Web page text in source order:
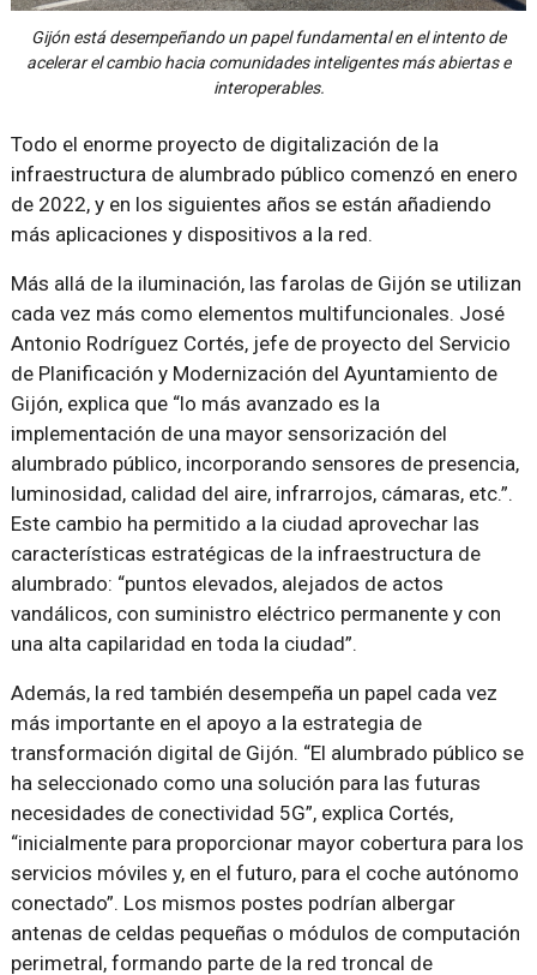
Gijón está desempeñando un papel fundamental en el intento de
acelerar el cambio hacia comunidades inteligentes más abiertas e
interoperables.
Todo el enorme proyecto de digitalización de la
infraestructura de alumbrado público comenzó en enero
de 2022, y en los siguientes años se están añadiendo
más aplicaciones y dispositivos a la red.
Más allá de la iluminación, las farolas de Gijón se utilizan
cada vez más como elementos multifuncionales. José
Antonio Rodríguez Cortés, jefe de proyecto del Servicio
de Planificación y Modernización del Ayuntamiento de
Gijón, explica que “lo más avanzado es la
implementación de una mayor sensorización del
alumbrado público, incorporando sensores de presencia,
luminosidad, calidad del aire, infrarrojos, cámaras, etc.”.
Este cambio ha permitido a la ciudad aprovechar las
características estratégicas de la infraestructura de
alumbrado: “puntos elevados, alejados de actos
vandálicos, con suministro eléctrico permanente y con
una alta capilaridad en toda la ciudad”.
Además, la red también desempeña un papel cada vez
más importante en el apoyo a la estrategia de
transformación digital de Gijón. “El alumbrado público se
ha seleccionado como una solución para las futuras
necesidades de conectividad 5G”, explica Cortés,
“inicialmente para proporcionar mayor cobertura para los
servicios móviles y, en el futuro, para el coche autónomo
conectado”. Los mismos postes podrían albergar
antenas de celdas pequeñas o módulos de computación
perimetral, formando parte de la red troncal de